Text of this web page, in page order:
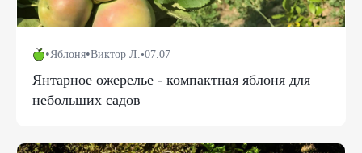
•Яблоня•Виктор Л.•07.07
Янтарное ожерелье - компактная яблоня для
небольших садов